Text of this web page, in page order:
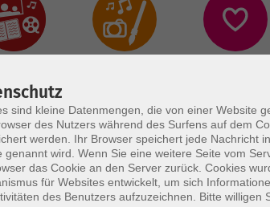
sind kleine Datenmengen, die von einer Website
des Nutzers während des Surfens auf dem
werden. Ihr Browser speichert jede Nachricht
genannt wird. Wenn Sie eine weitere Seite vom
das Cookie an den Server zurück. Cookies
für Websites entwickelt, um sich
des Benutzers aufzuzeichnen. Bitte willigen